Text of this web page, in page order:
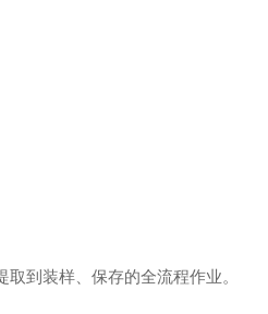
到装样、保存的全流程作业。